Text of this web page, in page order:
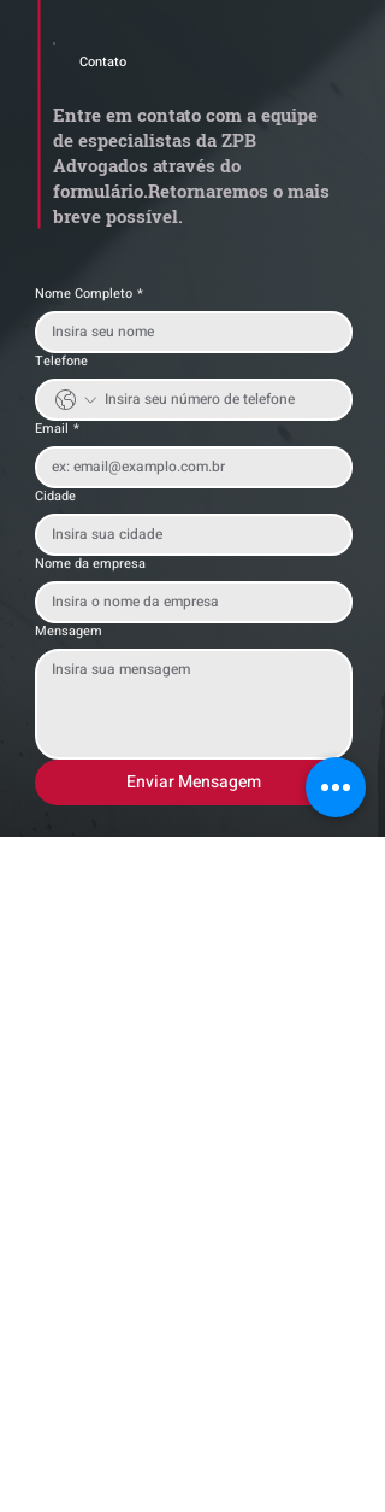
Zanetti e Paes de Barros
Chambers and Partners
Regions 2026
Contato
Entre em contato com a equipe
de especialistas da ZPB
Advogados através do
formulário.Retornaremos o mais
breve possível.
Nome Completo *
Telefone
Email *
Cidade
Nome da empresa
Mensagem
Enviar Mensagem